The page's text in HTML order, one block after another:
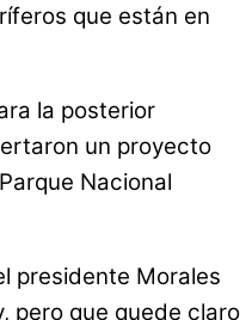
que están en
la posterior
un proyecto
Nacional
presidente Morales
pero que quede claro